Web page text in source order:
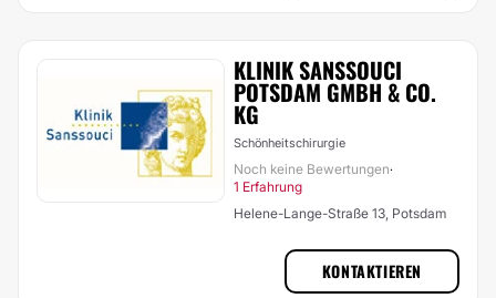
KLINIK SANSSOUCI
POTSDAM GMBH & CO.
KG
Schönheitschirurgie
Noch keine Bewertungen·
1 Erfahrung
Helene-Lange-Straße 13, Potsdam
KONTAKTIEREN